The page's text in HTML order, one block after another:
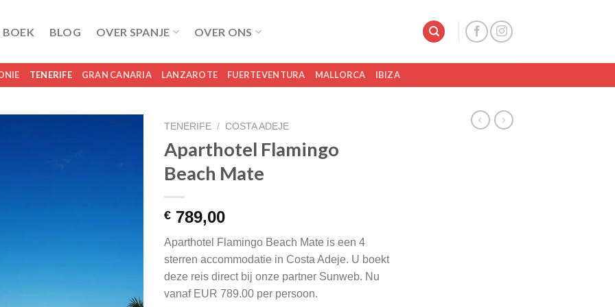
BOEK BLOG OVER SPANJE OVER ONS
TENERIFE GRAN CANARIA LANZAROTE FUERTEVENTURA MALLORCA IBIZA
TENERIFE / COSTA ADEJE
Aparthotel Flamingo
Beach Mate
€ 789,00
Aparthotel Flamingo Beach Mate is een 4
sterren accommodatie in Costa Adeje. U boekt
deze reis direct bij onze partner Sunweb. Nu
vanaf EUR 789.00 per persoon.